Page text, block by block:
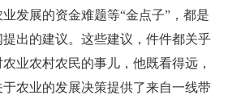
发展的资金难题等“金点子”，都是
出的建议。这些建议，件件都关乎
业农村农民的事儿，他既看得远，
农业的发展决策提供了来自一线带